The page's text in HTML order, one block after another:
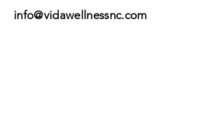
info@vidawellnessnc.com